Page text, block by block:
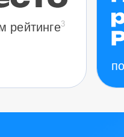
рейтинге3